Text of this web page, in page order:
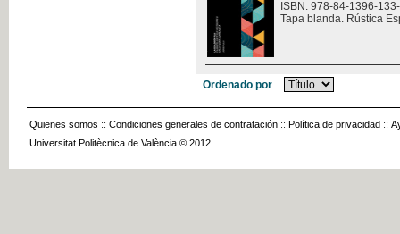
ISBN: 978-84-1396-
Tapa blanda. Rústica
Ordenado por
Quienes somos :: Condiciones generales de contratación :: Política de privacidad ::
Universitat Politècnica de València © 2012